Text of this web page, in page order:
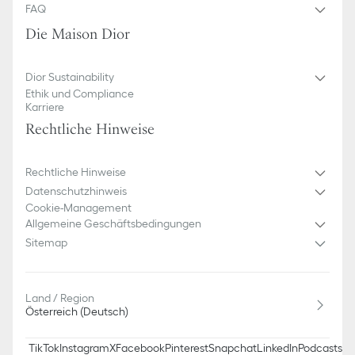
Ungefüttert
Hergestellt in Italien
FAQ
Die Maison Dior
Dior Sustainability
Ethik und Compliance
Karriere
Rechtliche Hinweise
Rechtliche Hinweise
Datenschutzhinweis
Cookie-Management
Allgemeine Geschäftsbedingungen
Sitemap
Land / Region
Österreich (Deutsch)
TikTokInstagramXFacebookPinterestSnapchatLinkedInPodcasts